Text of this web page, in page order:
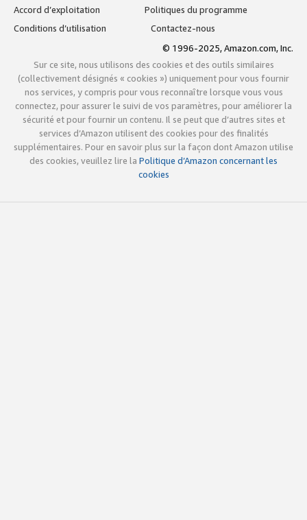
Accord d’exploitation
Politiques du programme
Conditions d’utilisation
Contactez-nous
© 1996-2025, Amazon.com, Inc.
Sur ce site, nous utilisons des cookies et des outils similaires
(collectivement désignés « cookies ») uniquement pour vous fournir
nos services, y compris pour vous reconnaître lorsque vous vous
connectez, pour assurer le suivi de vos paramètres, pour améliorer la
sécurité et pour fournir un contenu. Il se peut que d’autres sites et
services d’Amazon utilisent des cookies pour des finalités
supplémentaires. Pour en savoir plus sur la façon dont Amazon utilise
des cookies, veuillez lire la Politique d’Amazon concernant les
cookies